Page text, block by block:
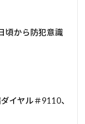
頃から防犯意識
イヤル＃9110、